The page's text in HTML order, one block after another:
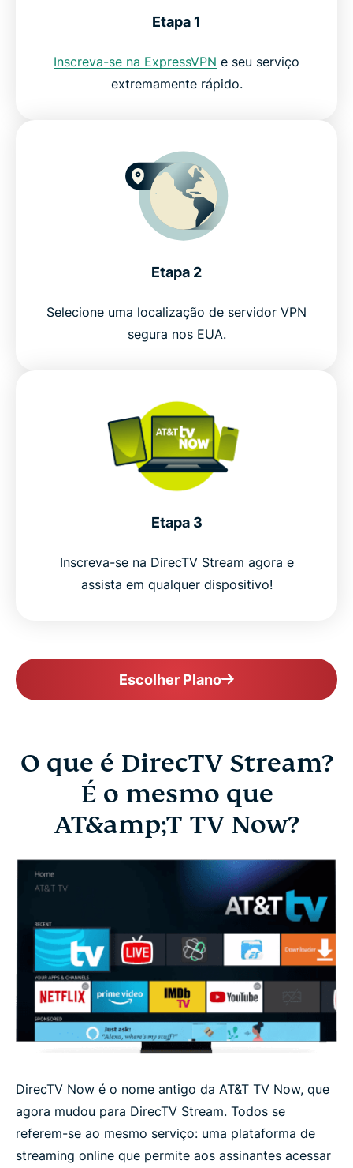
Por que usar a ExpressVPN?
Etapa 1
Inscreva-se na ExpressVPN e seu serviço
extremamente rápido.
Etapa 2
Selecione uma localização de servidor VPN
segura nos EUA.
Etapa 3
Inscreva-se na DirecTV Stream agora e
assista em qualquer dispositivo!
Escolher Plano
O que é DirecTV Stream?
É o mesmo que
AT&amp;T TV Now?
DirecTV Now é o nome antigo da AT&T TV Now, que
agora mudou para DirecTV Stream. Todos se
referem-se ao mesmo serviço: uma plataforma de
streaming online que permite aos assinantes acessar